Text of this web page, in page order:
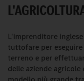
L'imprenditore
tuttofare per
terreno e per
delle aziende